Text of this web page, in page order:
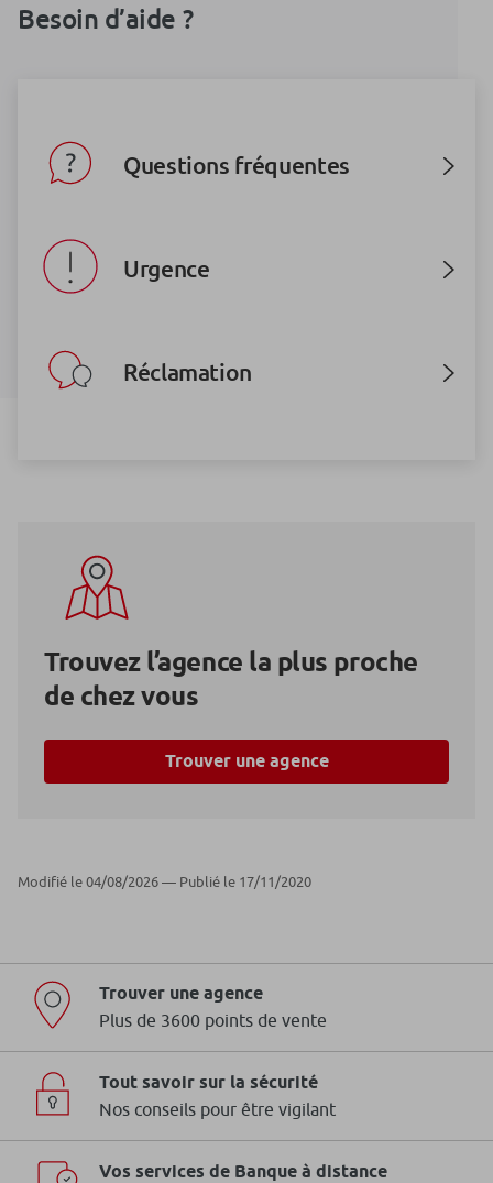
Besoin d’aide ?
Questions fréquentes
Urgence
Réclamation
Trouvez l’agence la plus proche
de chez vous
Trouver une agence
Modifié le 04/08/2026 — Publié le 17/11/2020
Trouver une agence
Plus de 3600 points de vente
Tout savoir sur la sécurité
Nos conseils pour être vigilant
Vos services de Banque à distance